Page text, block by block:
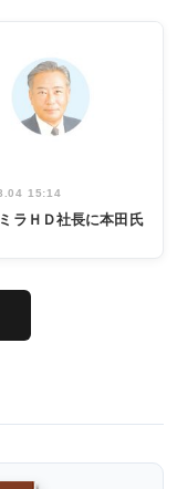
15:14
ラＨＤ社長に本田氏